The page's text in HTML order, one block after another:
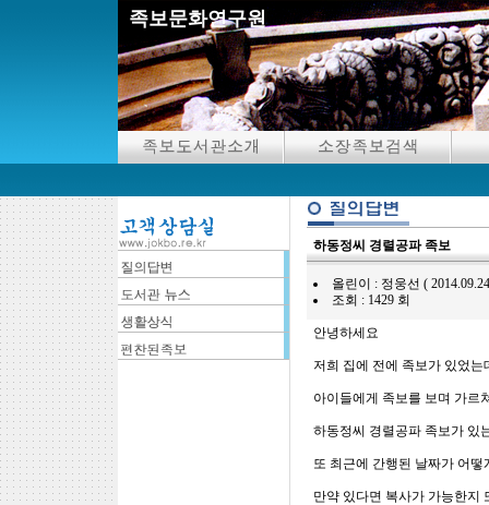
족보문화연구원
하동정씨 경렬공파 족보
올린이 : 정웅선 (
조회 : 1429 회
안녕하세요
저희 집에 전에 족보가 있었
아이들에게 족보를 보며 가르
하동정씨 경렬공파 족보가 있
또 최근에 간행된 날짜가 어떻
만약 있다면 복사가 가능한지